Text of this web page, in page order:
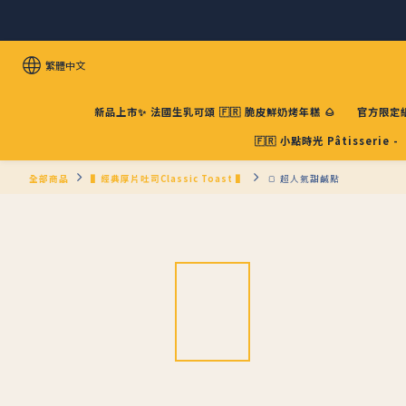
繁體中文
新品上市✨ 法國生乳可頌 🇫🇷 脆皮鮮奶烤年糕 🌰
官方限定
🇫🇷 小點時光 Pâtisserie -
全部商品 ▌經典厚片吐司Classic Toast ▌ 🍞 超人氣甜鹹點